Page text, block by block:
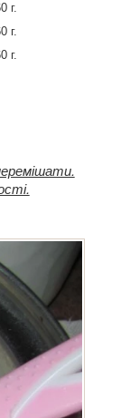
г.
г.
г.